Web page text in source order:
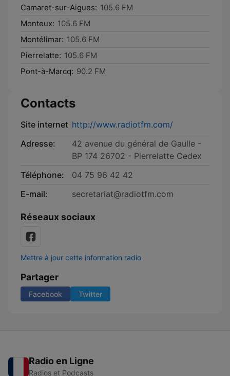
Camaret-sur-Aigues: 105.6 FM
Monteux: 105.6 FM
Montélimar: 105.6 FM
Pierrelatte: 105.6 FM
Pont-à-Marcq: 90.2 FM
Contacts
Site internet http://www.radiotfm.com/
Adresse:
42 avenue du général de Gaulle -
BP 174 26702 - Pierrelatte Cedex
Téléphone:
04 75 96 42 42
E-mail:
secretariat@radiotfm.com
Réseaux sociaux
Mettre à jour cette information radio
Partager
Facebook Twitter
Radio en Ligne
Radios et Podcasts